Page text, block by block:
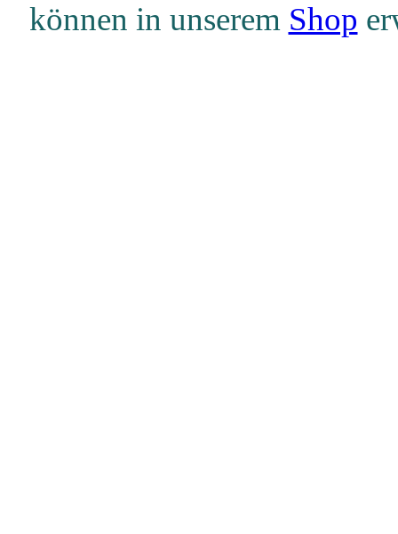
können in unserem Shop